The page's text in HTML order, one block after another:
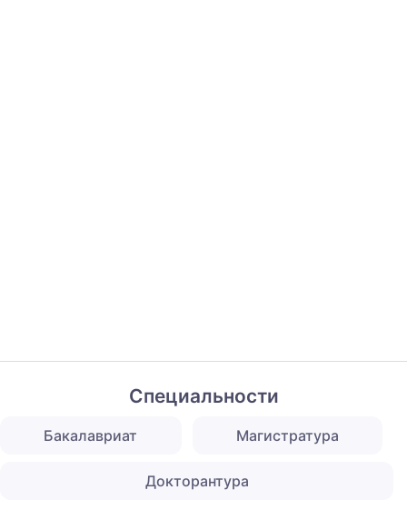
Специальности
Бакалавриат Магистратура
Докторантура